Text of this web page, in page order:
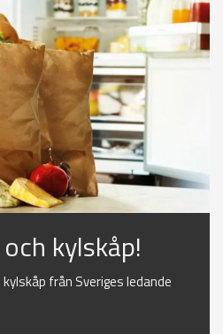
kylskåp!
från Sveriges ledande